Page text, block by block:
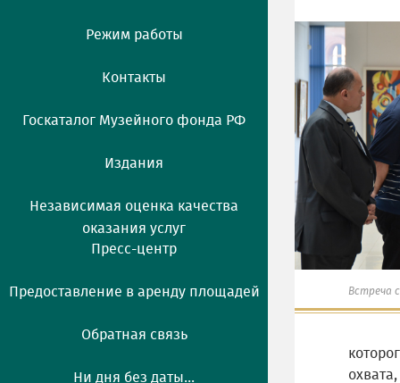
Режим работы
Контакты
Госкаталог Музейного фонда РФ
Издания
Независимая оценка качества
оказания услуг
Пресс-центр
Предоставление в аренду площадей
Обратная связь
Ни дня без даты...
Встреча